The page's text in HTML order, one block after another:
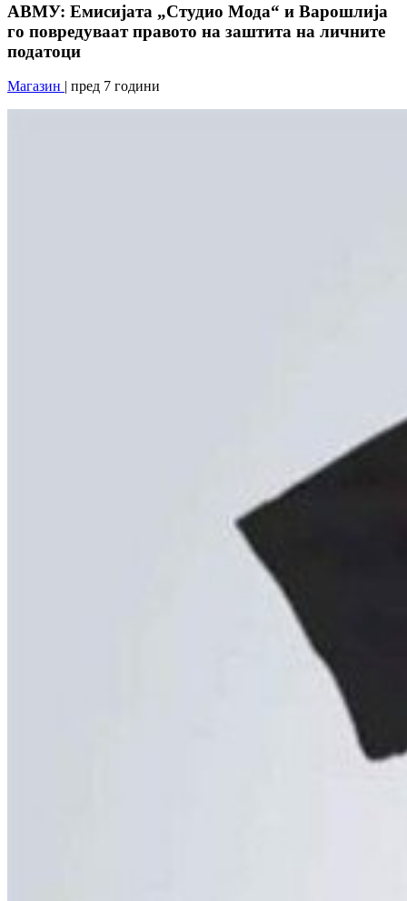
АВМУ: Емисијата „Студио Мода“ и Варошлија
го повредуваат правото на заштита на личните
податоци
Магазин | пред 7 години